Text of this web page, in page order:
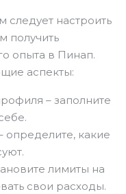
настроить
получить
опыта в Пинап.
аспекты:
– заполните
определите, какие
лимиты на
свои расходы.